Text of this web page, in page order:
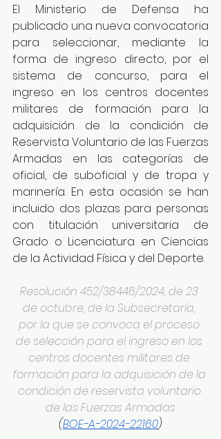
El Ministerio de Defensa ha
publicado una nueva convocatoria
para seleccionar, mediante la
forma de ingreso directo, por el
sistema de concurso, para el
ingreso en los centros docentes
militares de formación para la
adquisición de la condición de
Reservista Voluntario de las Fuerzas
Armadas en las categorías de
oficial, de suboficial y de tropa y
marinería. En esta ocasión se han
incluido dos plazas para personas
con titulación universitaria de
Grado o Licenciatura en Ciencias
de la Actividad Física y del Deporte.
Resolución 452/38446/2024, de 23
de octubre, de la Subsecretaría,
por la que se convoca el proceso
de selección para el ingreso en los
centros docentes militares de
formación para la adquisición de la
condición de reservista voluntario
de las Fuerzas Armadas
(BOE-A-2024-22160)